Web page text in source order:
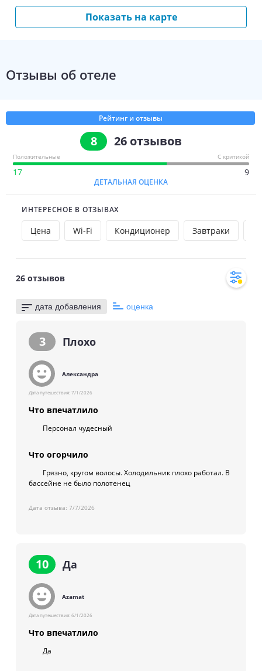
отдых. Non-smoking rooms: AllПоказать на карте
Отзывы об отеле
Рейтинг и отзывы
8 26 отзывов
Положительные С критикой
17 9
ДЕТАЛЬНАЯ ОЦЕНКА
ИНТЕРЕСНОЕ В ОТЗЫВАХ
Цена Wi-Fi Кондиционер Завтраки
26 отзывов
дата добавления оценка
3 Плохо
Александра
Дата путешествия:7/1/2026
Что впечатлило
Персонал чудесный
Что огорчило
Грязно, кругом волосы. Холодильник плохо работал. В
бассейне не было полотенец
Дата отзыва: 7/7/2026
10 Да
Azamat
Дата путешествия:6/1/2026
Что впечатлило
Да